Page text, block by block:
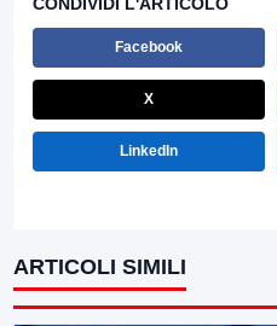
CONDIVIDI L'ARTICOLO
Facebook
X
LinkedIn
ARTICOLI SIMILI